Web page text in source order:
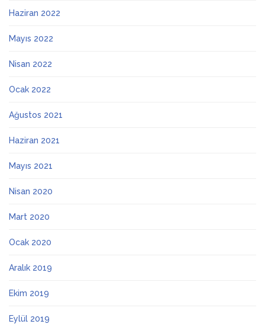
Haziran 2022
Mayıs 2022
Nisan 2022
Ocak 2022
Ağustos 2021
Haziran 2021
Mayıs 2021
Nisan 2020
Mart 2020
Ocak 2020
Aralık 2019
Ekim 2019
Eylül 2019